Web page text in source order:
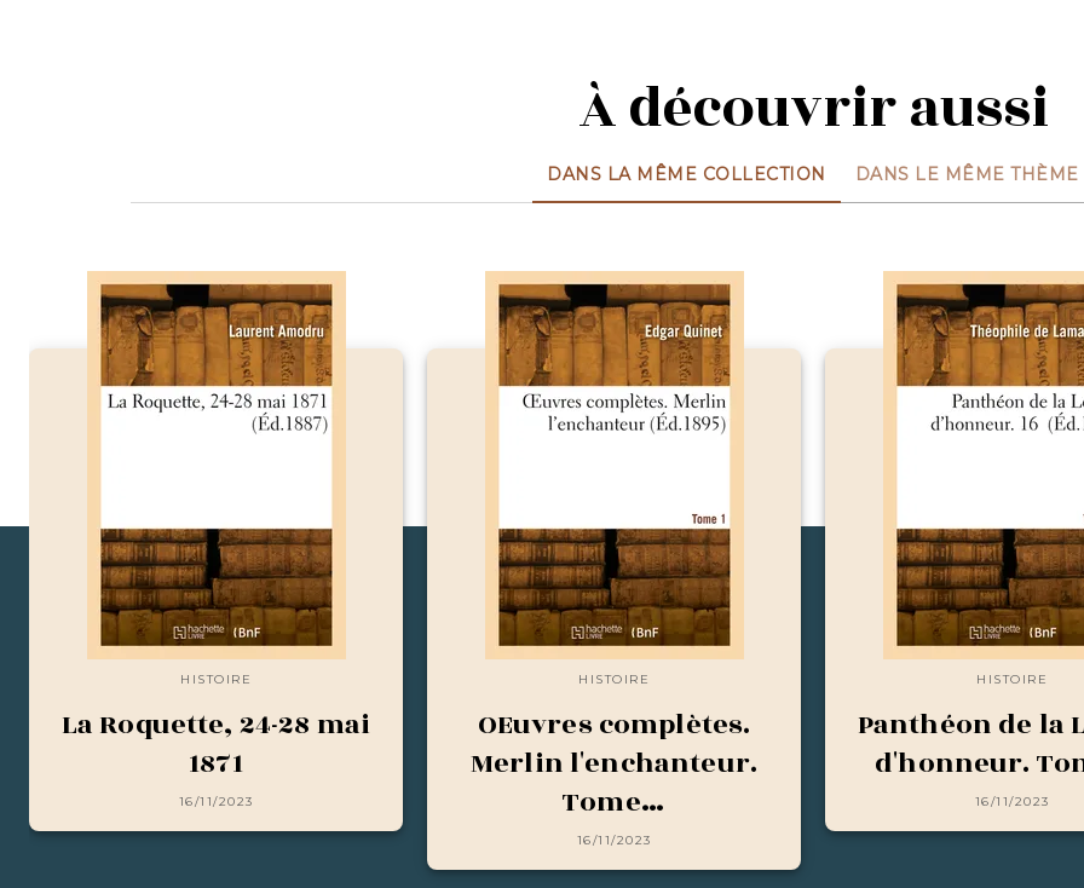
À découvrir aussi
DANS LA MÊME COLLECTION DANS LE MÊME THÈME
HISTOIRE
La Roquette, 24-28 mai
1871
16/11/2023
HISTOIRE
OEuvres complètes.
Merlin l'enchanteur.
Tome…
16/11/2023
HISTOIRE
Panthéon de la
d'honneur.
16/11/2023